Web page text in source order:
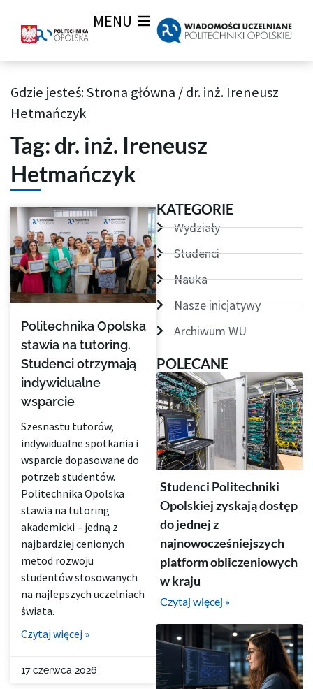
MENU
Archiwum Tagów aktualności Wiadomości uczelnianych
Gdzie jesteś:Strona główna /dr. inż. Ireneusz
Hetmańczyk
Tag: dr. inż. Ireneusz
Hetmańczyk
Politechnika Opolska
stawia na tutoring.
Studenci otrzymają
indywidualne
wsparcie
Szesnastu tutorów,
indywidualne spotkania i
wsparcie dopasowane do
potrzeb studentów.
Politechnika Opolska
stawia na tutoring
akademicki – jedną z
najbardziej cenionych
metod rozwoju
studentów stosowanych
na najlepszych uczelniach
świata.
Czytaj więcej »
17 czerwca 2026
KATEGORIE
Wydziały
Studenci
Nauka
Nasze inicjatywy
Archiwum WU
POLECANE
Studenci Politechniki
Opolskiej zyskają dostęp
do jednej z
najnowocześniejszych
platform obliczeniowych
w kraju
Czytaj więcej »